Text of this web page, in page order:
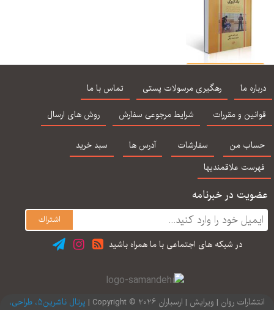
سیف نراقی چاپ
نوزدهم
درباره ما رهگیری مرسولات پستی
تماس با ما
قوانین و مقررات
شرایط مرجوعی سفارش روش های ارسال
حساب من سفارشات آدرس ها
سبد خرید
فهرست علاقمندیها
عضویت در خبرنامه
در شبكه های اجتماعی با ما همراه باشید
انتشارات روان | ویرایش | ارسباران 2026 © Copyright |
پرتال ناشرین5، طراحی،